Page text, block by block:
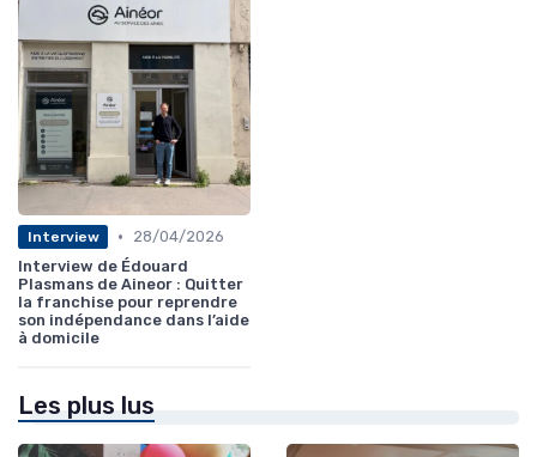
Interview •
28/04/2026
Interview de Édouard
Plasmans de Aineor : Quitter
la franchise pour reprendre
son indépendance dans l’aide
à domicile
Les plus lus